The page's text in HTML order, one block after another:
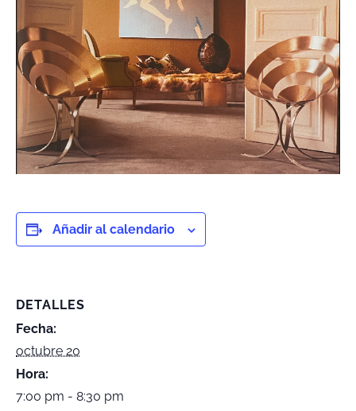
Añadir al calendario
DETALLES
Fecha:
octubre 20
Hora:
7:00 pm - 8:30 pm